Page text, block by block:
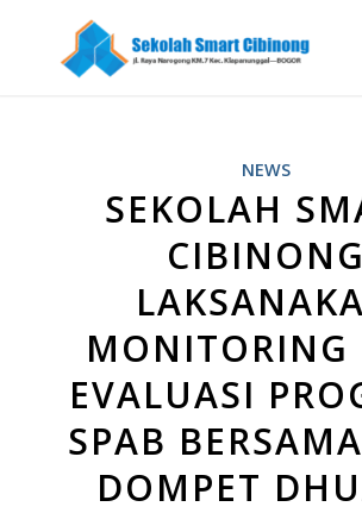
NEWS
SEKOLAH
CIBINONG
MONITORING
EVALUASI
SPAB
DOMPET